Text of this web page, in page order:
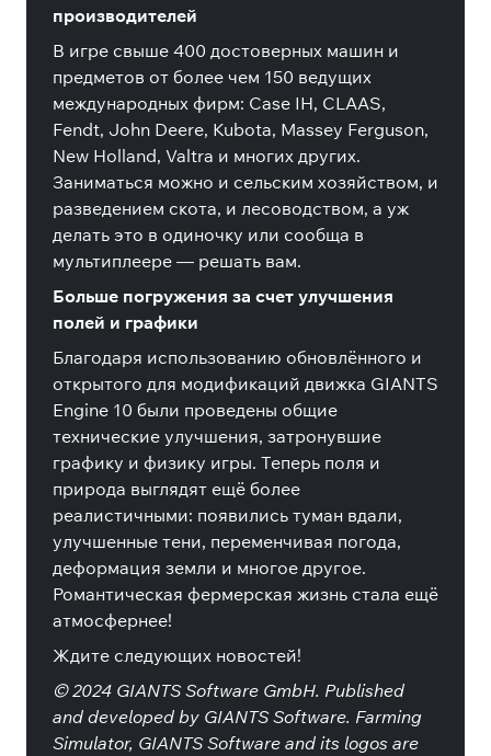
производителей
В игре свыше 400 достоверных машин и
предметов от более чем 150 ведущих
международных фирм: Case IH, CLAAS,
Fendt, John Deere, Kubota, Massey Ferguson,
New Holland, Valtra и многих других.
Заниматься можно и сельским хозяйством, и
разведением скота, и лесоводством, а уж
делать это в одиночку или сообща в
мультиплеере — решать вам.
Больше погружения за счет улучшения
полей и графики
Благодаря использованию обновлённого и
открытого для модификаций движка GIANTS
Engine 10 были проведены общие
технические улучшения, затронувшие
графику и физику игры. Теперь поля и
природа выглядят ещё более
реалистичными: появились туман вдали,
улучшенные тени, переменчивая погода,
деформация земли и многое другое.
Романтическая фермерская жизнь стала ещё
атмосфернее!
Ждите следующих новостей!
© 2024 GIANTS Software GmbH. Published
and developed by GIANTS Software. Farming
Simulator, GIANTS Software and its logos are